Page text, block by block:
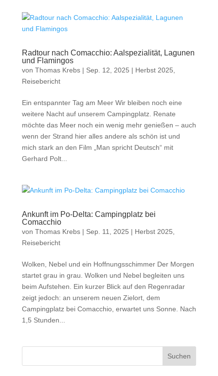
Radtour nach Comacchio: Aalspezialität, Lagunen
und Flamingos
von Thomas Krebs| Sep. 12, 2025 | Herbst 2025
Reisebericht
Ein entspannter Tag am Meer Wir bleiben noch eine
weitere Nacht auf unserem Campingplatz. Renate
möchte das Meer noch ein wenig mehr genießen – auch
wenn der Strand hier alles andere als schön ist und
mich stark an den Film „Man spricht Deutsch“ mit
Gerhard Polt...
Ankunft im Po-Delta: Campingplatz bei
Comacchio
von Thomas Krebs| Sep. 11, 2025 | Herbst 2025
Reisebericht
Wolken, Nebel und ein Hoffnungsschimmer Der Morgen
startet grau in grau. Wolken und Nebel begleiten uns
beim Aufstehen. Ein kurzer Blick auf den Regenradar
zeigt jedoch: an unserem neuen Zielort, dem
Campingplatz bei Comacchio, erwartet uns Sonne. Nach
1,5 Stunden...
Suchen